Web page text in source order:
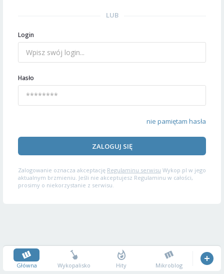
LUB
Login
Hasło
nie pamiętam hasła
ZALOGUJ SIĘ
Zalogowanie oznacza akceptację Regulaminu serwisu Wykop.pl w jego
aktualnym brzmieniu. Jeśli nie akceptujesz Regulaminu w całości,
prosimy o niekorzystanie z serwisu.
Główna Wykopalisko Hity Mikroblog